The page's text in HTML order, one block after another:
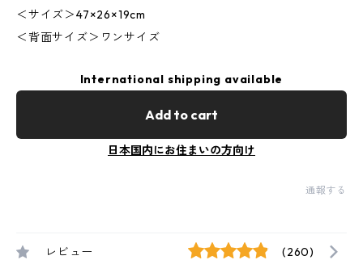
＜サイズ＞47×26×19cm
＜背面サイズ＞ワンサイズ
International shipping available
Add to cart
日本国内にお住まいの方向け
通報する
レビュー (260)